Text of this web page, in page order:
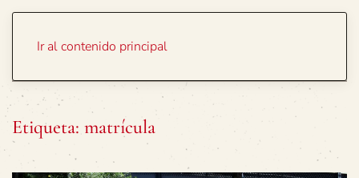
Ir al contenido principal
Etiqueta: matrícula